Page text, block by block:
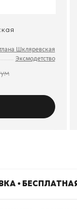
Шкляревская
Эксмодетство
•